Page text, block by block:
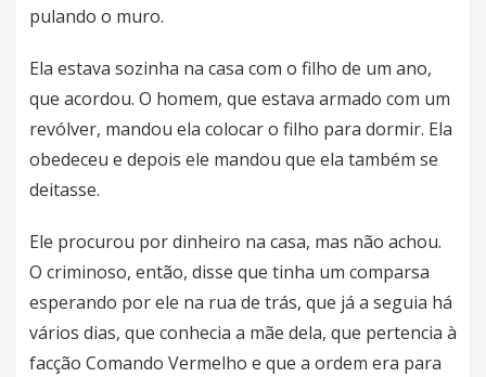
pulando o muro.
Ela estava sozinha na casa com o filho de um ano,
que acordou. O homem, que estava armado com um
revólver, mandou ela colocar o filho para dormir. Ela
obedeceu e depois ele mandou que ela também se
deitasse.
Ele procurou por dinheiro na casa, mas não achou.
O criminoso, então, disse que tinha um comparsa
esperando por ele na rua de trás, que já a seguia há
vários dias, que conhecia a mãe dela, que pertencia à
facção Comando Vermelho e que a ordem era para